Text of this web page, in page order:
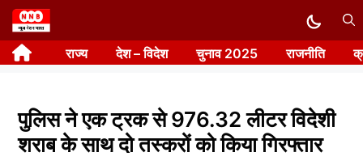
Skip
to
content राज्य देश – विदेश चुनाव 2025 राजनीति
पुलिस ने एक ट्रक से 976.32 लीटर विदेशी
शराब के साथ दो तस्करों को किया गिरफ्तार